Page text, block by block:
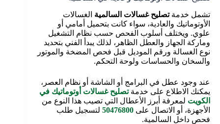
تشمل خدمةتصليح غسالات السالمية الغسالات
الأوتوماتيك والعادية، سواء كانت بتحميل أمامي أو
علوي. ويختلف أسلوب الفحص حسب نظام التشغيل
وماركة الجهاز والعطل الظاهر، لذلك يبدأ الفني بتحديد
نوع الغسالة ورقم الموديل قبل فحص المضخة والموتور
والسخان والحساسات ولوحة التحكم.
عند وجود عطل في البرامج أو الشاشة أو نظام العصر،
يمكنك الاطلاع على خدمةتصليح غسالات أوتوماتيك في
الكويت لمعرفة أبرز الأعطال التي تصيب هذا النوع من
الأجهزة، أو الاتصال على 50476800 لتسجيل طلب
فحص داخل السالمية.